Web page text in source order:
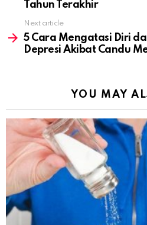
Tahun Terakhir
Next article
5 Cara Mengatasi Diri
Depresi Akibat Candu
YOU MAY